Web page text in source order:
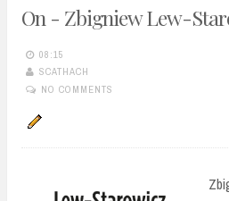
On - Zbigniew Lew-
08:15
SCATHACH
NO COMMENTS